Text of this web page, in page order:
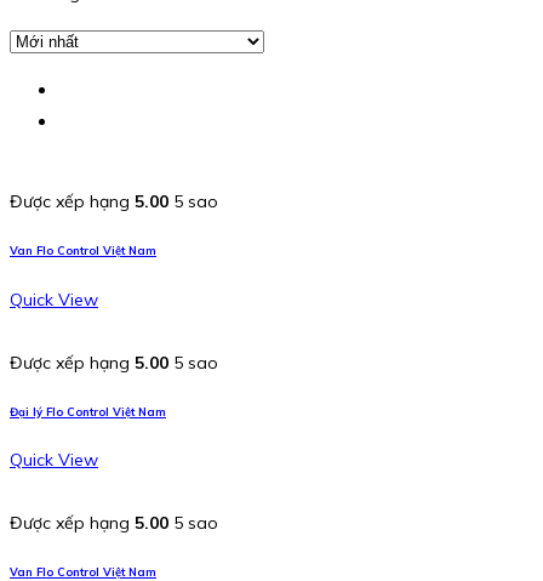
Được xếp hạng 5.00 5 sao
Van Flo Control Việt Nam
Quick View
Được xếp hạng 5.00 5 sao
Đại lý Flo Control Việt Nam
Quick View
Được xếp hạng 5.00 5 sao
Van Flo Control Việt Nam